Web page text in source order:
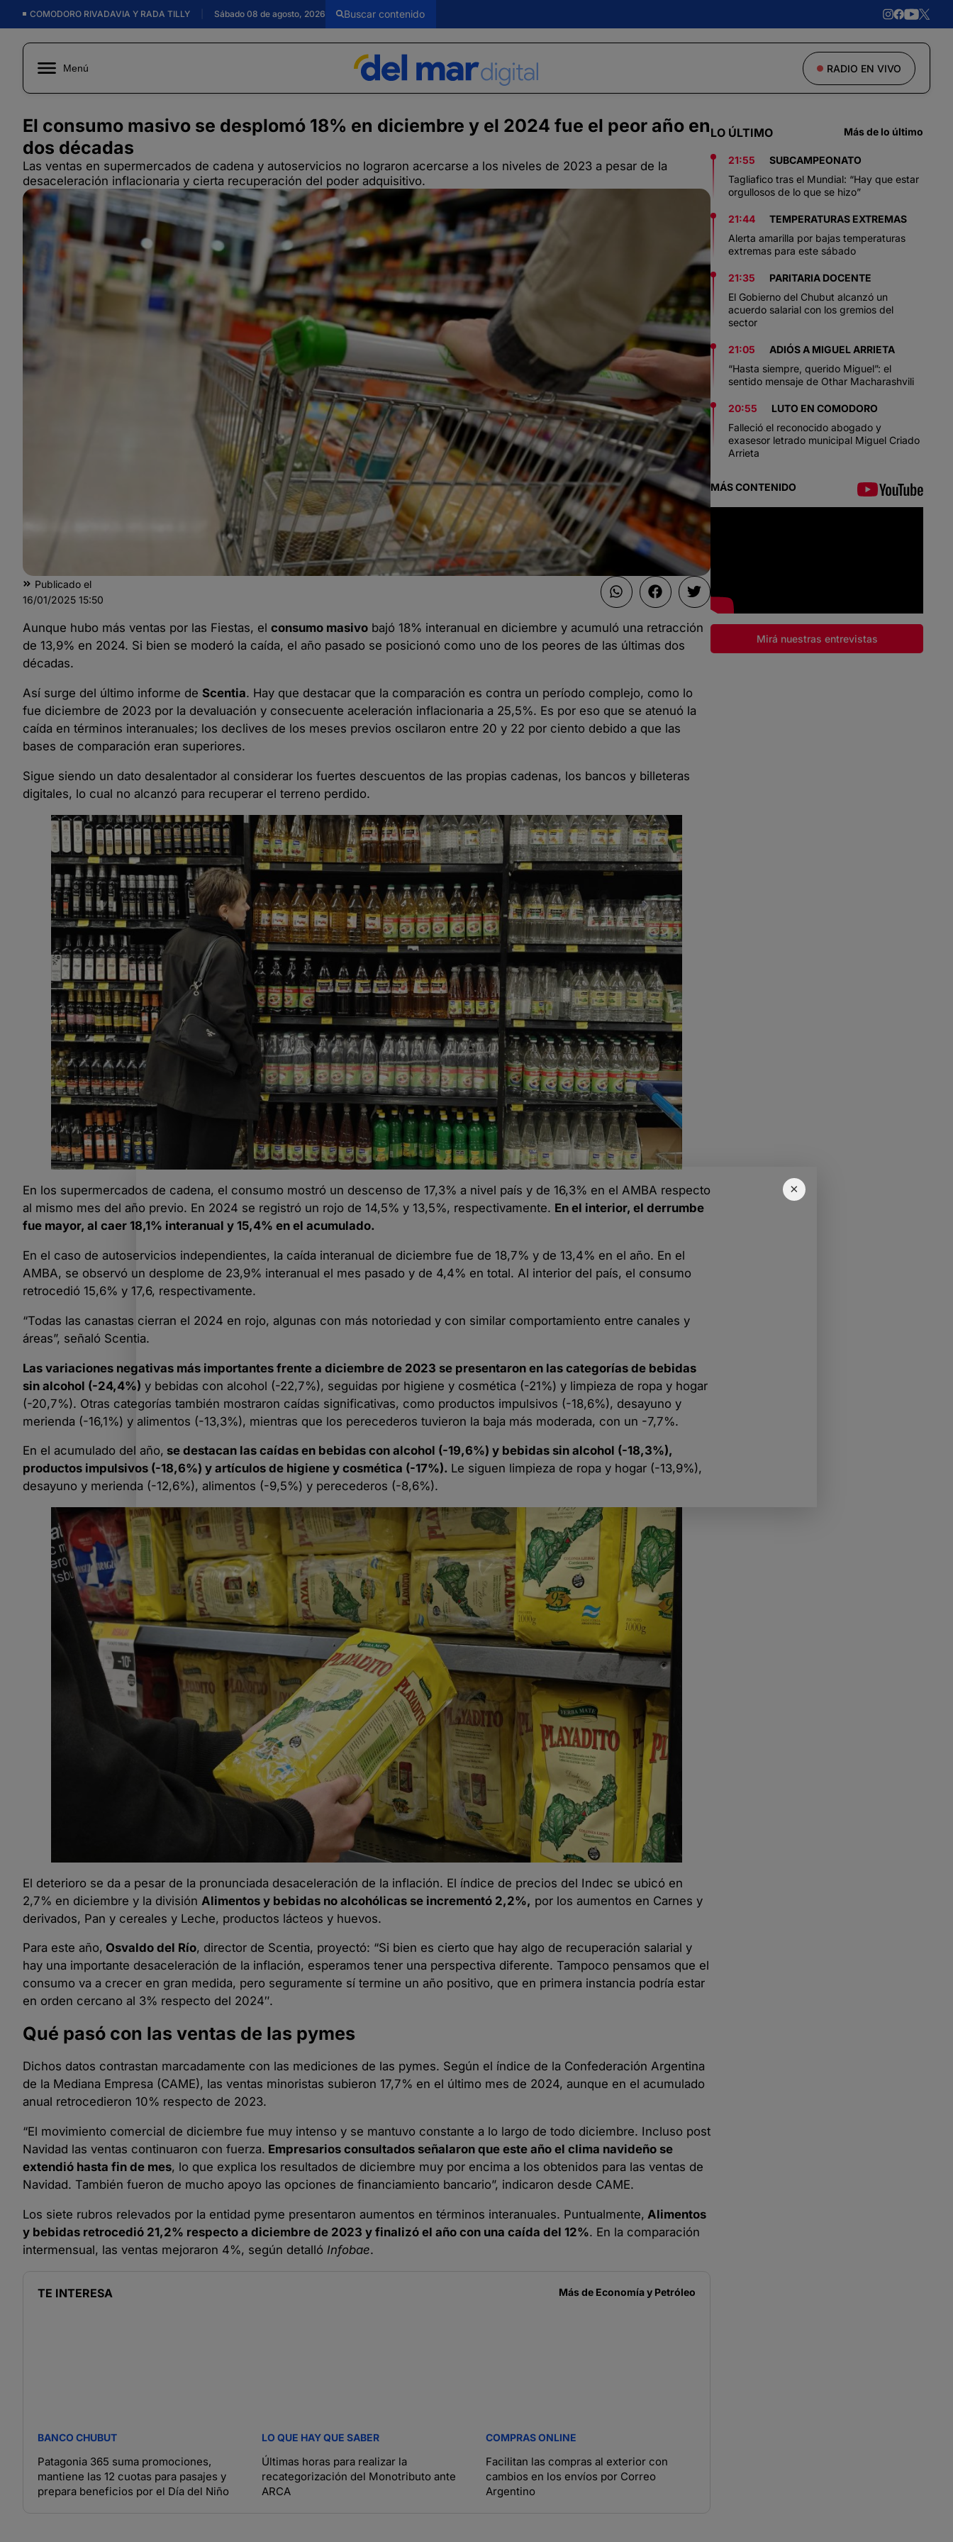
COMODORO RIVADAVIA Y RADA TILLY Sábado 08 de agosto, 2026
Menú RADIO EN VIVO
×
El consumo masivo se desplomó 18% en diciembre y el 2024 fue el peor año en
dos décadas
Las ventas en supermercados de cadena y autoservicios no lograron acercarse a los niveles de 2023 a pesar de la
desaceleración inflacionaria y cierta recuperación del poder adquisitivo.
Publicado el
16/01/2025 15:50
Aunque hubo más ventas por las Fiestas, el consumo masivo bajó 18% interanual en diciembre y acumuló una retracción
de 13,9% en 2024. Si bien se moderó la caída, el año pasado se posicionó como uno de los peores de las últimas dos
décadas.
Así surge del último informe de Scentia. Hay que destacar que la comparación es contra un período complejo, como lo
fue diciembre de 2023 por la devaluación y consecuente aceleración inflacionaria a 25,5%. Es por eso que se atenuó la
caída en términos interanuales; los declives de los meses previos oscilaron entre 20 y 22 por ciento debido a que las
bases de comparación eran superiores.
Sigue siendo un dato desalentador al considerar los fuertes descuentos de las propias cadenas, los bancos y billeteras
digitales, lo cual no alcanzó para recuperar el terreno perdido.
En los supermercados de cadena, el consumo mostró un descenso de 17,3% a nivel país y de 16,3% en el AMBA respecto
al mismo mes del año previo. En 2024 se registró un rojo de 14,5% y 13,5%, respectivamente. En el interior, el derrumbe
fue mayor, al caer 18,1% interanual y 15,4% en el acumulado.
En el caso de autoservicios independientes, la caída interanual de diciembre fue de 18,7% y de 13,4% en el año. En el
AMBA, se observó un desplome de 23,9% interanual el mes pasado y de 4,4% en total. Al interior del país, el consumo
retrocedió 15,6% y 17,6, respectivamente.
“Todas las canastas cierran el 2024 en rojo, algunas con más notoriedad y con similar comportamiento entre canales y
áreas”, señaló Scentia.
Las variaciones negativas más importantes frente a diciembre de 2023 se presentaron en las categorías de bebidas
sin alcohol (-24,4%) y bebidas con alcohol (-22,7%), seguidas por higiene y cosmética (-21%) y limpieza de ropa y hogar
(-20,7%). Otras categorías también mostraron caídas significativas, como productos impulsivos (-18,6%), desayuno y
merienda (-16,1%) y alimentos (-13,3%), mientras que los perecederos tuvieron la baja más moderada, con un -7,7%.
En el acumulado del año, se destacan las caídas en bebidas con alcohol (-19,6%) y bebidas sin alcohol (-18,3%),
productos impulsivos (-18,6%) y artículos de higiene y cosmética (-17%). Le siguen limpieza de ropa y hogar (-13,9%),
desayuno y merienda (-12,6%), alimentos (-9,5%) y perecederos (-8,6%).
El deterioro se da a pesar de la pronunciada desaceleración de la inflación. El índice de precios del Indec se ubicó en
2,7% en diciembre y la división Alimentos y bebidas no alcohólicas se incrementó 2,2%, por los aumentos en Carnes y
derivados, Pan y cereales y Leche, productos lácteos y huevos.
Para este año, Osvaldo del Río, director de Scentia, proyectó: “Si bien es cierto que hay algo de recuperación salarial y
hay una importante desaceleración de la inflación, esperamos tener una perspectiva diferente. Tampoco pensamos que el
consumo va a crecer en gran medida, pero seguramente sí termine un año positivo, que en primera instancia podría estar
en orden cercano al 3% respecto del 2024″.
Qué pasó con las ventas de las pymes
Dichos datos contrastan marcadamente con las mediciones de las pymes. Según el índice de la Confederación Argentina
de la Mediana Empresa (CAME), las ventas minoristas subieron 17,7% en el último mes de 2024, aunque en el acumulado
anual retrocedieron 10% respecto de 2023.
“El movimiento comercial de diciembre fue muy intenso y se mantuvo constante a lo largo de todo diciembre. Incluso post
Navidad las ventas continuaron con fuerza. Empresarios consultados señalaron que este año el clima navideño se
extendió hasta fin de mes, lo que explica los resultados de diciembre muy por encima a los obtenidos para las ventas de
Navidad. También fueron de mucho apoyo las opciones de financiamiento bancario”, indicaron desde CAME.
Los siete rubros relevados por la entidad pyme presentaron aumentos en términos interanuales. Puntualmente, Alimentos
y bebidas retrocedió 21,2% respecto a diciembre de 2023 y finalizó el año con una caída del 12%. En la comparación
intermensual, las ventas mejoraron 4%, según detalló Infobae.
TE INTERESA Más de Economía y Petróleo
BANCO CHUBUT
Patagonia 365 suma promociones,
mantiene las 12 cuotas para pasajes y
prepara beneficios por el Día del Niño
LO QUE HAY QUE SABER
Últimas horas para realizar la
recategorización del Monotributo ante
ARCA
COMPRAS ONLINE
Facilitan las compras al exterior con
cambios en los envíos por Correo
Argentino
LO ÚLTIMO Más de lo último
21:55
SUBCAMPEONATO
Tagliafico tras el Mundial: “Hay que estar
orgullosos de lo que se hizo”
21:44
TEMPERATURAS EXTREMAS
Alerta amarilla por bajas temperaturas
extremas para este sábado
21:35
PARITARIA DOCENTE
El Gobierno del Chubut alcanzó un
acuerdo salarial con los gremios del
sector
21:05
ADIÓS A MIGUEL ARRIETA
“Hasta siempre, querido Miguel”: el
sentido mensaje de Othar Macharashvili
20:55
LUTO EN COMODORO
Falleció el reconocido abogado y
exasesor letrado municipal Miguel Criado
Arrieta
MÁS CONTENIDO
Mirá nuestras entrevistas